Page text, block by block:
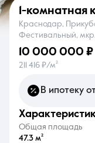
О компании
8
1-комнатная
Краснодар,
Фестивальный, мкр.
10 000 000 ₽
211 416 ₽/м²
В ипотеку
Общая площадь
47.3 м²